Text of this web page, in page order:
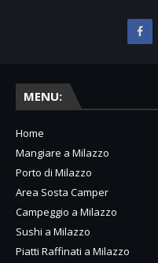
MENU:
Home
Mangiare a Milazzo
Porto di Milazzo
Area Sosta Camper
Campeggio a Milazzo
Sushi a Milazzo
Piatti Raffinati a Milazzo